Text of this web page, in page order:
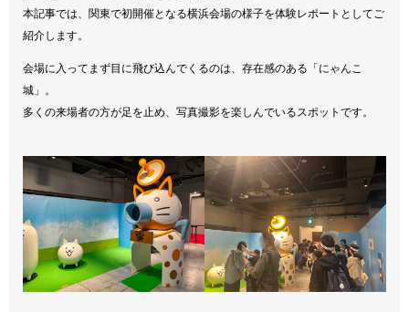
本記事では、関東で初開催となる横浜会場の様子を体験レポートとしてご
紹介します。
会場に入ってまず目に飛び込んでくるのは、存在感のある「にゃんこ
城」。
多くの来場者の方が足を止め、写真撮影を楽しんでいるスポットです。